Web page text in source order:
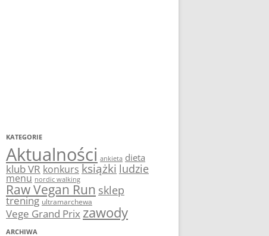
KATEGORIE
Aktualności ankieta dieta
klub VR konkurs książki ludzie
menu nordic walking
Raw Vegan Run sklep
trening ultramarchewa
Vege Grand Prix zawody
ARCHIWA